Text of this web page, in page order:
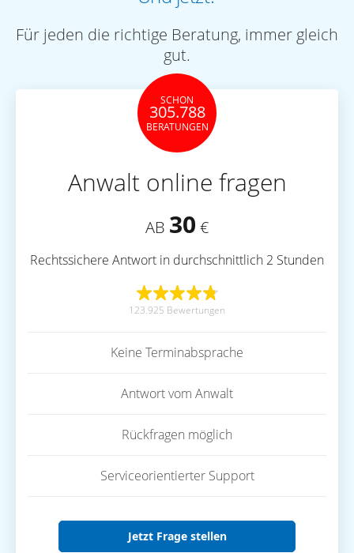
Für jeden die richtige Beratung, immer gleich
gut.
SCHON
305.788
BERATUNGEN
Anwalt online fragen
AB 30 €
Rechtssichere Antwort in durchschnittlich 2 Stunden
123.925 Bewertungen
Keine Terminabsprache
Antwort vom Anwalt
Rückfragen möglich
Serviceorientierter Support
Jetzt Frage stellen